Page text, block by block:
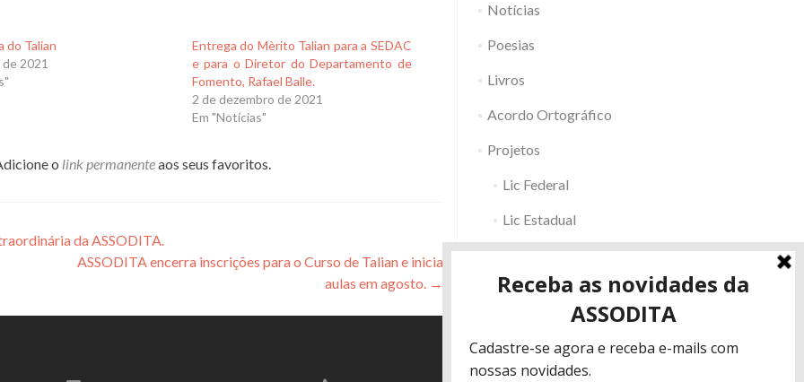
do Talian
2021
Entrega do Mèrito Talian para a SEDAC
e para o Diretor do Departamento de
Fomento, Rafael Balle.
2 de dezembro de 2021
Em "Notícias"
o link permanenteaos seus favoritos.
da ASSODITA.
ASSODITA encerra inscrições para o Curso de Talian e inicia
aulas em agosto. →
Notícias
Poesias
Livros
Acordo Ortográfico
Projetos
Lic Federal
Lic Estadual
Fac RS
Outros